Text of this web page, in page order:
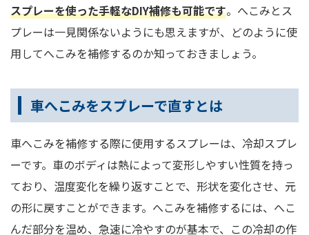
スプレーを使った手軽なDIY補修も可能です。へこみとス
プレーは一見関係ないようにも思えますが、どのように使
用してへこみを補修するのか知っておきましょう。
車へこみをスプレーで直すとは
車へこみを補修する際に使用するスプレーは、冷却スプレ
ーです。車のボディは熱によって変形しやすい性質を持っ
ており、温度変化を繰り返すことで、形状を変化させ、元
の形に戻すことができます。へこみを補修するには、へこ
んだ部分を温め、急速に冷やすのが基本で、この冷却の作